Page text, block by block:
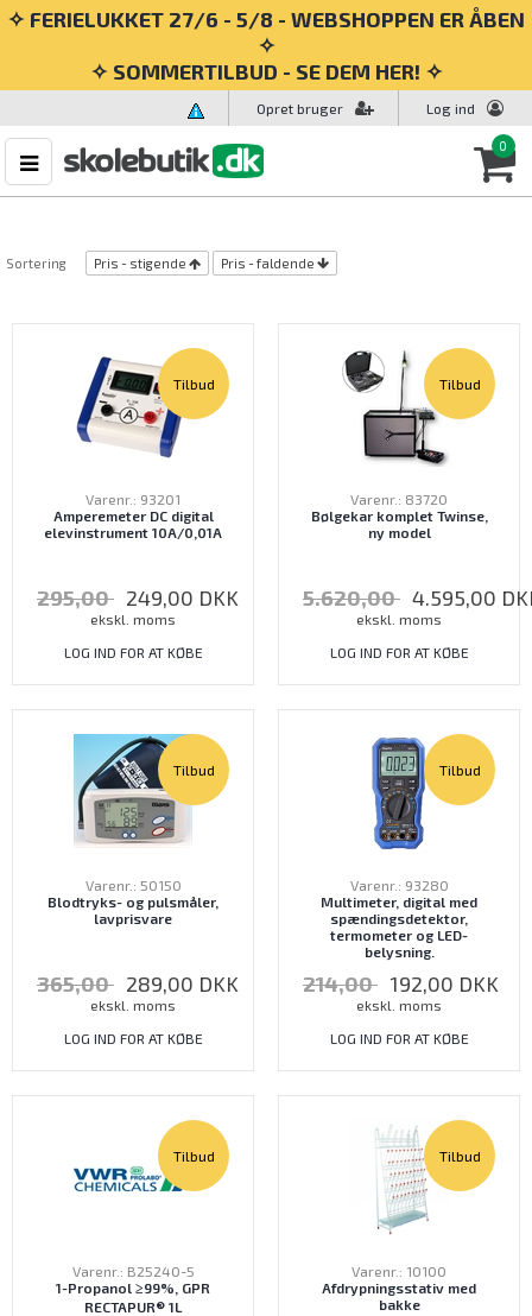
✧ FERIELUKKET 27/6 - 5/8 - WEBSHOPPEN ER ÅBEN
✧
✧ SOMMERTILBUD - SE DEM HER! ✧
Opret bruger Log ind
0
Sortering Pris - stigende Pris - faldende
Tilbud
Varenr.: 93201
Amperemeter DC digital
elevinstrument 10A/0,01A
295,00 249,00 DKK
ekskl. moms
LOG IND FOR AT KØBE
Tilbud
Varenr.: 83720
Bølgekar komplet Twinse,
ny model
5.620,00 4.595,00
ekskl. moms
LOG IND FOR AT KØBE
Tilbud
Varenr.: 50150
Blodtryks- og pulsmåler,
lavprisvare
365,00 289,00 DKK
ekskl. moms
LOG IND FOR AT KØBE
Tilbud
Varenr.: 93280
Multimeter, digital med
spændingsdetektor,
termometer og LED-
belysning.
214,00 192,00 DKK
ekskl. moms
LOG IND FOR AT KØBE
Tilbud
Varenr.: B25240-5
1-Propanol ≥99%, GPR
RECTAPUR® 1L
Tilbud
Varenr.: 10100
Afdrypningsstativ med
bakke